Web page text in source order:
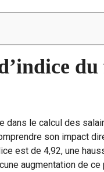
dans le calcul des
son impact
est de 4,92, une
augmentation de